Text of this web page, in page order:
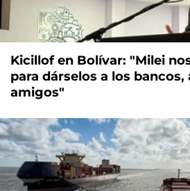
Kicillof en Bolívar: "Milei
para dárselos a los bancos,
amigos"